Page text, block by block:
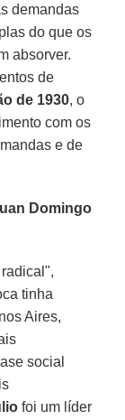
demandas
do que os
absorver.
de
de 1930, o
com os
e de
Domingo
tinha
Aires,
social
foi um líder